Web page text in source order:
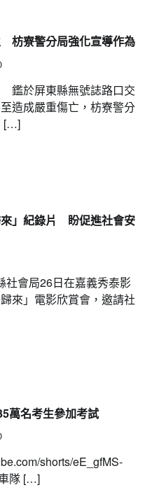
枋寮警分局強化宣導作為
鑑於屏東縣無號誌路口交
造成嚴重傷亡，枋寮警分
[…]
」紀錄片 盼促進社會安
社會局26日在嘉義秀泰影
來」電影欣賞會，邀請社
萬名考生參加考試
shorts/eE_gfMS-
隊 […]